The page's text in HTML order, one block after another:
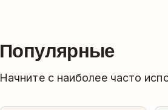
Популярные
Начните с наиболее часто